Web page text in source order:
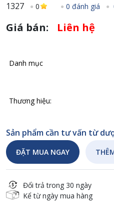
1327 0 0 đánh giá
Giá bán: Liên hệ
Danh mục
Thương hiệu:
Sản phẩm cần tư vấn từ
ĐẶT MUA NGAY
Đổi trả trong 30 ngày
Kể từ ngày mua hàng